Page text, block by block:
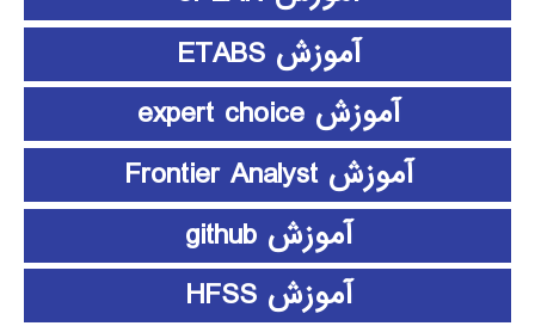
آموزش ETABS
آموزش expert choice
آموزش Frontier Analyst
آموزش github
آموزش HFSS